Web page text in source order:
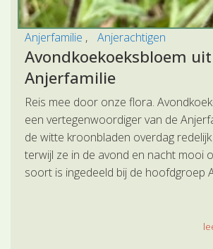
Anjerfamilie Anjerachtigen
Avondkoekoeksbloem
Anjerfamilie
Reis mee door onze flora.
een vertegenwoordiger van de
de witte kroonbladen overdag
terwijl ze in de avond en nacht mooi
soort is ingedeeld bij de hoofdgroep